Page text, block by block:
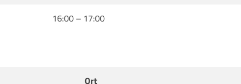
16:00– 17:00
Ort